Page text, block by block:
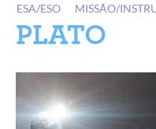
ESA/ESO MISSÃO/
PLATO